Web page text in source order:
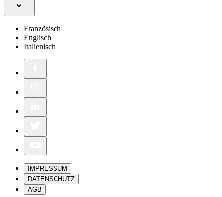
Französisch
Englisch
Italienisch
IMPRESSUM
DATENSCHUTZ
AGB